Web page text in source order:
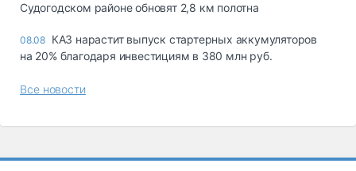
Судогодском районе обновят 2,8 км полотна
08.08 КАЗ нарастит выпуск стартерных аккумуляторов
на 20% благодаря инвестициям в 380 млн руб.
Все новости